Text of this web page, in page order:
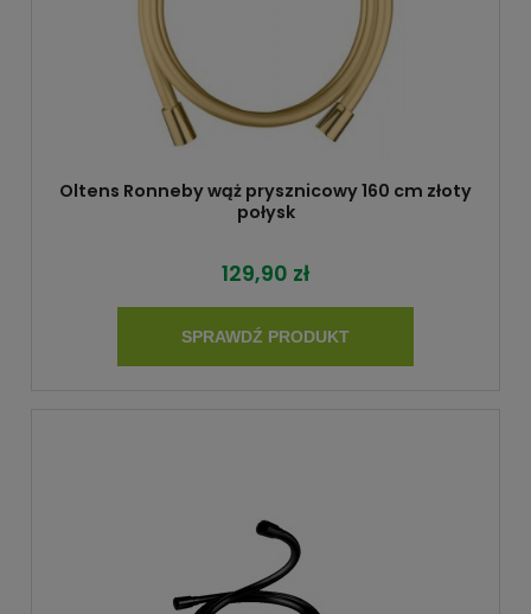
Oltens Ronneby wąż prysznicowy 160 cm złoty
połysk
129,90 zł
SPRAWDŹ PRODUKT